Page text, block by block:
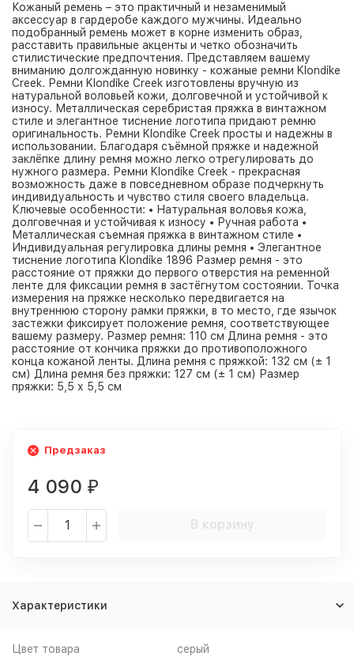
Кожаный ремень – это практичный и незаменимый
аксессуар в гардеробе каждого мужчины. Идеально
подобранный ремень может в корне изменить образ,
расставить правильные акценты и четко обозначить
стилистические предпочтения. Представляем вашему
вниманию долгожданную новинку - кожаные ремни Klondike
Creek. Ремни Klondike Creek изготовлены вручную из
натуральной воловьей кожи, долговечной и устойчивой к
износу. Металлическая серебристая пряжка в винтажном
стиле и элегантное тиснение логотипа придают ремню
оригинальность. Ремни Klondike Creek просты и надежны в
использовании. Благодаря съёмной пряжке и надежной
заклёпке длину ремня можно легко отрегулировать до
нужного размера. Ремни Klondike Creek - прекрасная
возможность даже в повседневном образе подчеркнуть
индивидуальность и чувство стиля своего владельца.
Ключевые особенности: • Натуральная воловья кожа,
долговечная и устойчивая к износу • Ручная работа •
Металлическая съемная пряжка в винтажном стиле •
Индивидуальная регулировка длины ремня • Элегантное
тиснение логотипа Klondike 1896 Размер ремня - это
расстояние от пряжки до первого отверстия на ременной
ленте для фиксации ремня в застёгнутом состоянии. Точка
измерения на пряжке несколько передвигается на
внутреннюю сторону рамки пряжки, в то место, где язычок
застежки фиксирует положение ремня, соответствующее
вашему размеру. Размер ремня: 110 см Длина ремня - это
расстояние от кончика пряжки до противоположного
конца кожаной ленты. Длина ремня с пряжкой: 132 см (± 1
см) Длина ремня без пряжки: 127 см (± 1 см) Размер
пряжки: 5,5 х 5,5 см
Предзаказ
4 090 ₽
В корзину
Характеристики
Цвет товара серый